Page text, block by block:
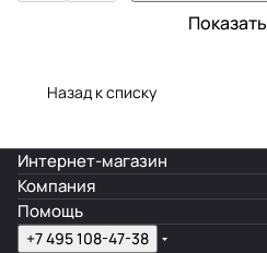
Назад к списку
Интернет-магазин
Компания
Помощь
+7 495 108-47-38